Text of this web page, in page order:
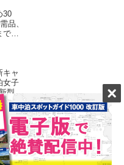
30
品、
車
キャ
女子
型モ
ルは
ンミ
セン
が発